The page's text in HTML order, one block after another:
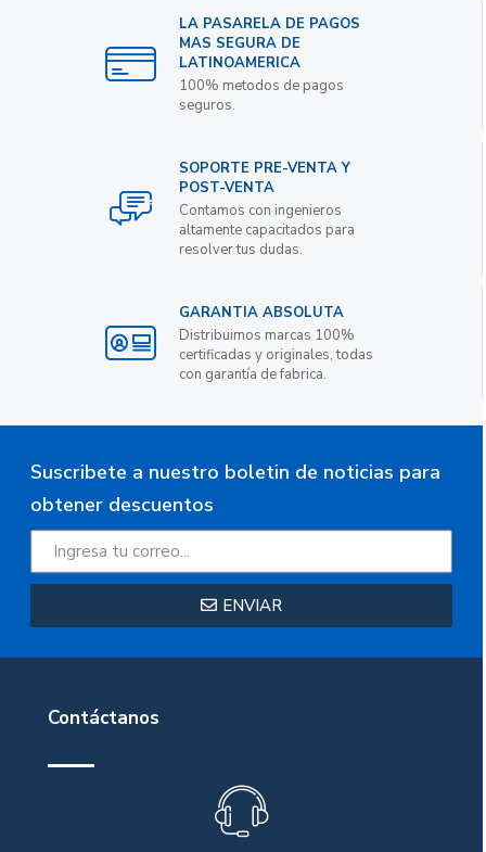
LA PASARELA DE PAGOS
MAS SEGURA DE
LATINOAMERICA
100% metodos de pagos
seguros.
SOPORTE PRE-VENTA Y
POST-VENTA
Contamos con ingenieros
altamente capacitados para
resolver tus dudas.
GARANTIA ABSOLUTA
Distribuimos marcas 100%
certificadas y originales, todas
con garantía de fabrica.
Suscribete a nuestro boletin de noticias para
obtener descuentos
ENVIAR
Contáctanos